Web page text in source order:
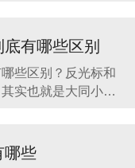
济飞速发展，我国
镇化建设、广告产
的状态，所以对于
有哪些区别
些区别？反光标和
实也就是大同小
，在夜间或光线不
效果可以有效地增
哪些